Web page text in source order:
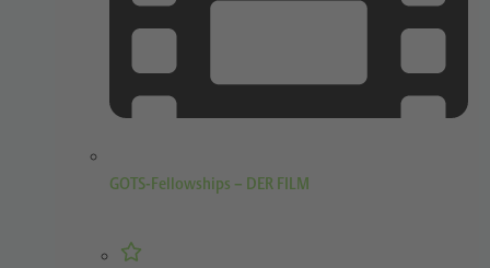
GOTS-Fellowships – DER FILM